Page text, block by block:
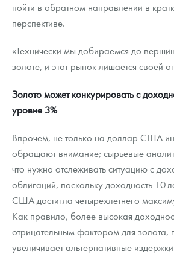
пойти в обратном направлении в
перспективе.
«Технически мы добираемся до
золоте, и этот рынок лишается своей
Золото может конкурировать с
уровне 3%
Впрочем, не только на доллар США
обращают внимание; сырьевые
что нужно отслеживать ситуацию с
облигаций, поскольку доходность 10-
США достигла четырехлетнего
Как правило, более высокая
отрицательным фактором для золота,
увеличивает альтернативные